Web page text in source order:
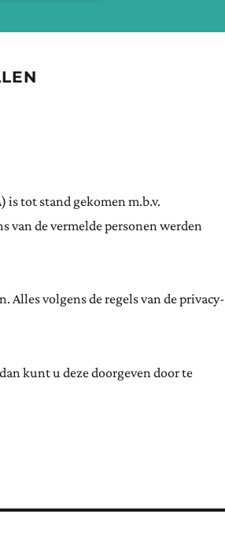
is tot stand gekomen m.b.v.
van de vermelde personen werden
Alles volgens de regels van de privacy-
kunt u deze doorgeven door te